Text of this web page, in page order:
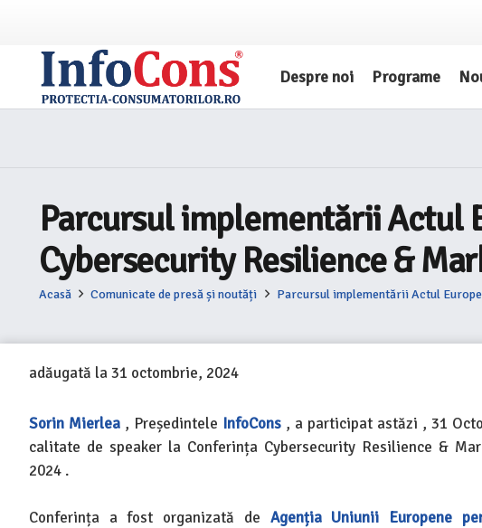
Despre noi Programe
Parcursul implementării Actul
Cybersecurity Resilience &
Acasă Comunicate de presă și noutăți Parcursul implementării Actul
adăugată la 31 octombrie, 2024
Sorin Mierlea , Președintele InfoCons , a participat astăzi , 31
calitate de speaker la Conferința Cybersecurity Resilience &
2024 .
Conferința a fost organizată de Agenția Uniunii Europene